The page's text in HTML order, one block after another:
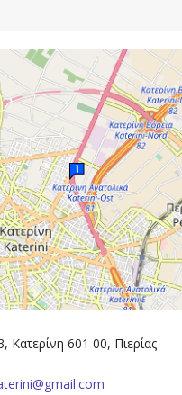
Κατερίνη 601 00, Πιερίας